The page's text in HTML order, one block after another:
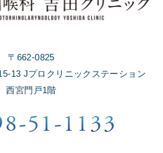
〒662-0825
13 Jプロクリニックステーション
西宮門戸1階
51-1133